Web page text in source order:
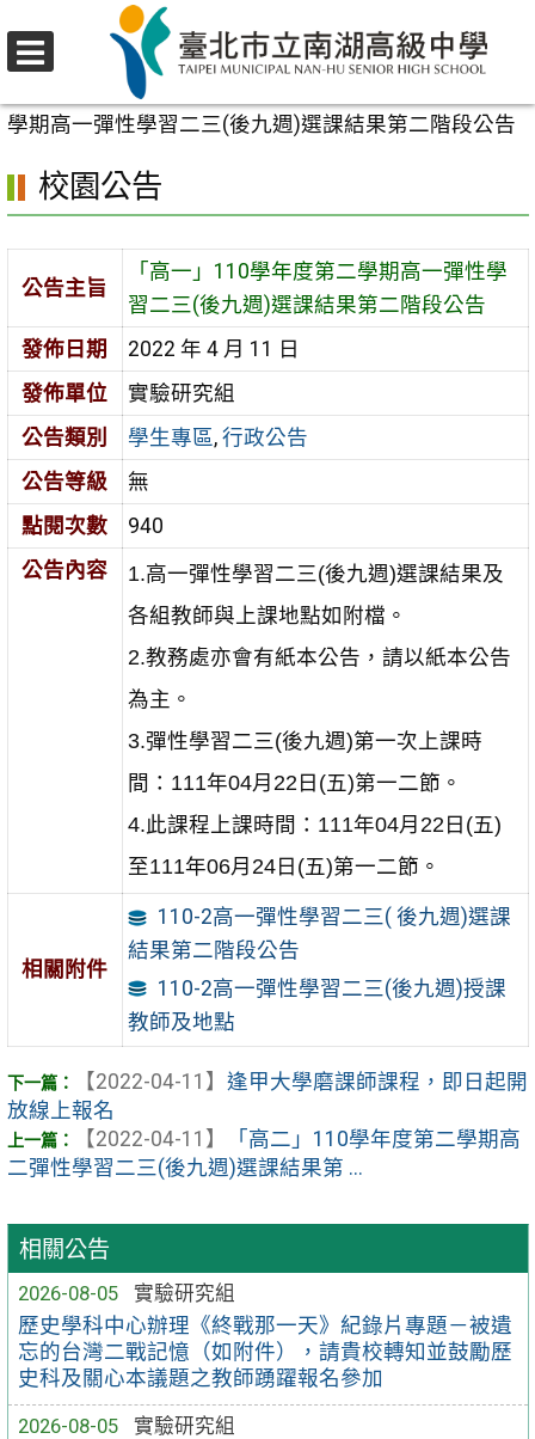
至
要
區
校園公告
學期高一彈性學習二三(後九週)選課結果第二階段公告
相關公告
2026-08-05
實驗研究組
歷史學科中心辦理《終戰那一天》紀錄片專題－被遺
忘的台灣二戰記憶（如附件），請貴校轉知並鼓勵歷
史科及關心本議題之教師踴躍報名參加
2026-08-05
實驗研究組
校園公告
公告主旨
「高一」110學年度第二學期高一彈性學
習二三(後九週)選課結果第二階段公告
發佈日期
2022 年 4 月 11 日
發佈單位
實驗研究組
公告類別
學生專區, 行政公告
公告等級
無
點閱次數
940
公告內容
1.高一彈性學習二三(後九週)選課結果及
各組教師與上課地點如附檔。
2.教務處亦會有紙本公告，請以紙本公告
為主。
3.彈性學習二三(後九週)第一次上課時
間： 111年04月 22 日 (五)第一二節。
4.此課程上課時間： 111年04月 22 日 (五)
至111年06月 24日 (五)第一二節。
相關附件
110-2高一彈性學習二三( 後九週)選課
結果第二階段公告
110-2高一彈性學習二三(後九週)授課
教師及地點
【2022-04-11】 逢甲大學磨課師課程，即日起開
放線上報名
【2022-04-11】
「高二」110學年度第二學期高
二彈性學習二三(後九週)選課結果第 ...
選
單